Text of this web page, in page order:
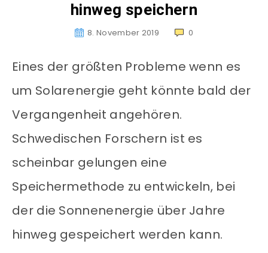
hinweg speichern
8. November 2019 0
Eines der größten Probleme wenn es
um Solarenergie geht könnte bald der
Vergangenheit angehören.
Schwedischen Forschern ist es
scheinbar gelungen eine
Speichermethode zu entwickeln, bei
der die Sonnenenergie über Jahre
hinweg gespeichert werden kann.